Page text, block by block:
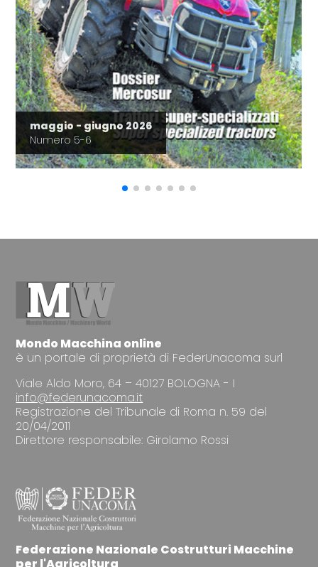
maggio - giugno 2026
Numero 5-6
Mondo Macchina online
è un portale di proprietà di FederUnacoma surl
Viale Aldo Moro, 64 – 40127 BOLOGNA - I
info@federunacoma.it
Registrazione del Tribunale di Roma n. 59 del
20/04/2011
Direttore responsabile: Girolamo Rossi
Federazione Nazionale Costrutturi Macchine
per l'Agricoltura